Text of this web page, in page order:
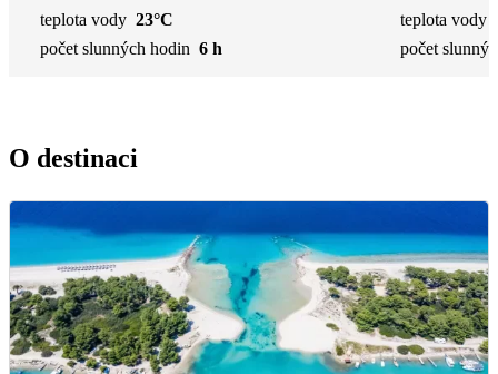
teplota vody 23°C
počet slunných hodin 6 h
teplota vody
počet
O destinaci